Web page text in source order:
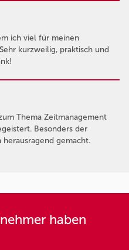
ich viel für meinen
kurzweilig, praktisch und
Thema Zeitmanagement
Besonders der
gemacht.
haben